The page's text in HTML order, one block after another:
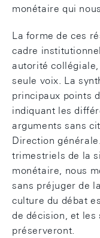
monétaire qui
La forme de ces
cadre
autorité
seule voix. La
principaux points
indiquant les
arguments sans
Direction
trimestriels de la
monétaire, nous
sans préjuger de
culture du débat
de décision, et les
préserveront.